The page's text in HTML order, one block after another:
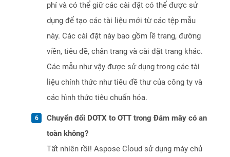
phí và có thể giữ các cài đặt có thể được sử
dụng để tạo các tài liệu mới từ các tệp mẫu
này. Các cài đặt này bao gồm lề trang, đường
viền, tiêu đề, chân trang và cài đặt trang khác.
Các mẫu như vậy được sử dụng trong các tài
liệu chính thức như tiêu đề thư của công ty và
các hình thức tiêu chuẩn hóa.
Chuyển đổi DOTX to OTT trong Đám mây có an
toàn không?
Tất nhiên rồi! Aspose Cloud sử dụng máy chủ